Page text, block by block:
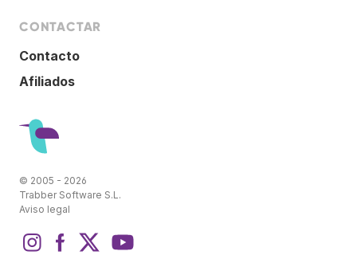
CONTACTAR
Contacto
Afiliados
© 2005 - 2026
Trabber Software S.L.
Aviso legal